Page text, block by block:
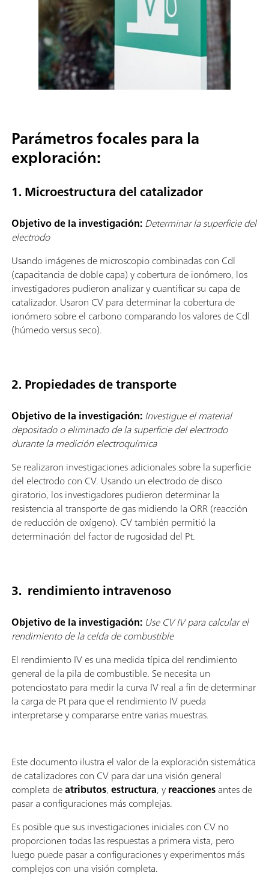
Parámetros focales para la
exploración:
1. Microestructura del catalizador
Objetivo de la investigación:Determinar la superficie del
electrodo
Usando imágenes de microscopio combinadas con Cdl
(capacitancia de doble capa) y cobertura de ionómero, los
investigadores pudieron analizar y cuantificar su capa de
catalizador. Usaron CV para determinar la cobertura de
ionómero sobre el carbono comparando los valores de Cdl
(húmedo versus seco).
2. Propiedades de transporte
Objetivo de la investigación:Investigue el material
depositado o eliminado de la superficie del electrodo
durante la medición electroquímica
Se realizaron investigaciones adicionales sobre la superficie
del electrodo con CV. Usando un electrodo de disco
giratorio, los investigadores pudieron determinar la
resistencia al transporte de gas midiendo la ORR (reacción
de reducción de oxígeno). CV también permitió la
determinación del factor de rugosidad del Pt.
3. rendimiento intravenoso
Objetivo de la investigación: Use CV IV para calcular el
rendimiento de la celda de combustible
El rendimiento IV es una medida típica del rendimiento
general de la pila de combustible. Se necesita un
potenciostato para medir la curva IV real a fin de determinar
la carga de Pt para que el rendimiento IV pueda
interpretarse y compararse entre varias muestras.
Este documento ilustra el valor de la exploración sistemática
de catalizadores con CV para dar una visión general
completa deatributos,estructura, yreaccionesantes de
pasar a configuraciones más complejas.
Es posible que sus investigaciones iniciales con CV no
proporcionen todas las respuestas a primera vista, pero
luego puede pasar a configuraciones y experimentos más
complejos con una visión completa.